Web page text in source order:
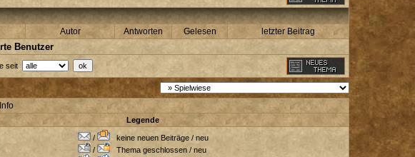
Autor Antworten Gelesen letzter Beitrag
Benutzer
seit
Legende
/
keine neuen Beiträge / neu
/
Thema geschlossen / neu